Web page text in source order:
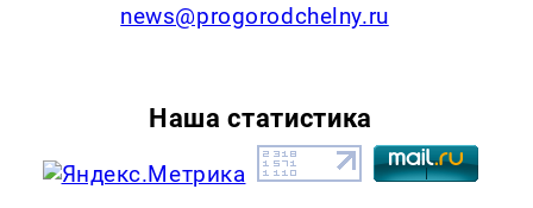
news@progorodchelny.ru
Наша статистика